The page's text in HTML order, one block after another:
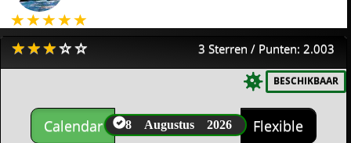
3 Sterren / Punten: 2.003
BESCHIKBAAR
Calendar 8 Augustus 2026 Flexible